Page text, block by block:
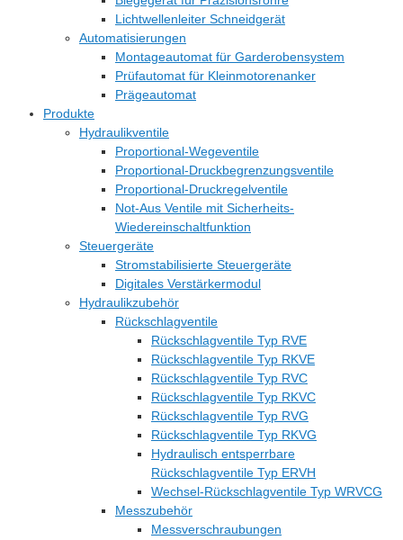
Lichtwellenleiter Schneidgerät
Automatisierungen
Montageautomat für Garderobensystem
Prüfautomat für Kleinmotorenanker
Prägeautomat
Produkte
Hydraulikventile
Proportional-Wegeventile
Proportional-Druckbegrenzungsventile
Proportional-Druckregelventile
Not-Aus Ventile mit Sicherheits-
Wiedereinschaltfunktion
Steuergeräte
Stromstabilisierte Steuergeräte
Digitales Verstärkermodul
Hydraulikzubehör
Rückschlagventile
Rückschlagventile Typ RVE
Rückschlagventile Typ RKVE
Rückschlagventile Typ RVC
Rückschlagventile Typ RKVC
Rückschlagventile Typ RVG
Rückschlagventile Typ RKVG
Hydraulisch entsperrbare
Rückschlagventile Typ ERVH
Wechsel-Rückschlagventile Typ WRVCG
Messzubehör
Messverschraubungen